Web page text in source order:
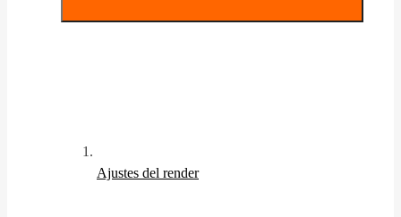
Ajustes del render